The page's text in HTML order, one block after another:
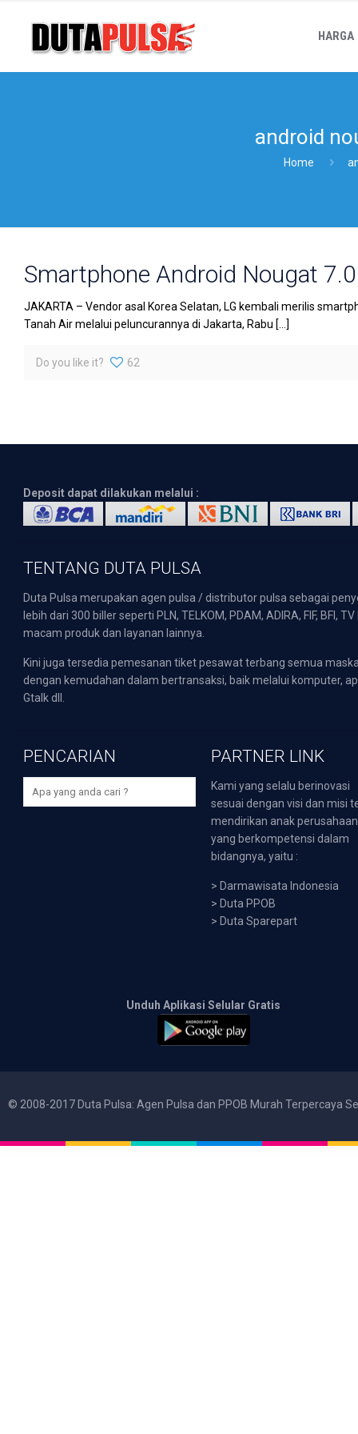
HARGA
android
Home
Smartphone Android Nougat
JAKARTA – Vendor asal Korea Selatan, LG kembali merilis
Tanah Air melalui peluncurannya di Jakarta, Rabu […]
Do you like it? 62
Deposit dapat dilakukan melalui :
TENTANG DUTA PULSA
Duta Pulsa merupakan agen pulsa / distributor pulsa sebagai
lebih dari 300 biller seperti PLN, TELKOM, PDAM, ADIRA, FIF,
macam produk dan layanan lainnya.
Kini juga tersedia pemesanan tiket pesawat terbang semua
dengan kemudahan dalam bertransaksi, baik melalui komputer,
Gtalk dll.
PENCARIAN PARTNER LINK
Kami yang selalu berinovasi
sesuai dengan visi dan misi
mendirikan anak perusahaan
yang berkompetensi dalam
bidangnya, yaitu :
> Darmawisata Indonesia
> Duta PPOB
> Duta Sparepart
Unduh Aplikasi Selular Gratis
© 2008-2017 Duta Pulsa: Agen Pulsa dan PPOB Murah Terpercaya